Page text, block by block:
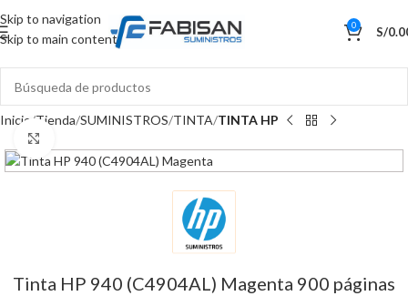
Skip to navigation
Skip to main content
0 S/
Inicio Tienda SUMINISTROS TINTA TINTA HP
Tinta HP 940 (C4904AL) Magenta 900 páginas